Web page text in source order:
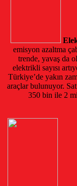
emisyon azaltma
trende, yavaş da
elektrikli sayısı
Türkiye’de yakın
araçlar bulunuyor.
350 bin ile 2